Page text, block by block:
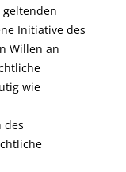
geltenden
Initiative des
Willen an
wie
des